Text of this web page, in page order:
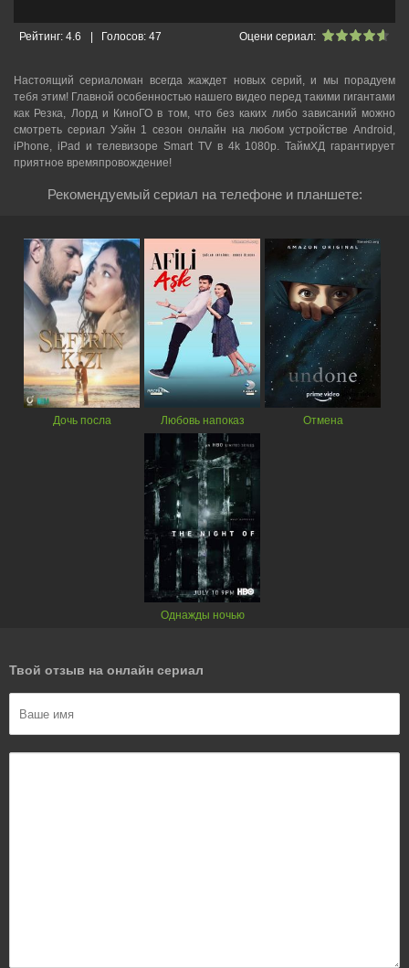
Оцени сериал:
Рейтинг: 4.6 Голосов:47
Настоящий сериаломан всегда жаждет новых серий, и мы порадуем
тебя этим! Главной особенностью нашего видео перед такими гигантами
как Резка, Лорд и КиноГО в том, что без каких либо зависаний можно
смотреть cериал Уэйн 1 сезон онлайн на любом устройстве Android,
iPhone, iPad и телевизоре Smart TV в 4k 1080p. ТаймХД гарантирует
приятное времяпровождение!
Рекомендуемый сериал на телефоне и планшете:
Дочь посла Любовь напоказ Отмена
Однажды ночью
Твой отзыв на онлайн сериал